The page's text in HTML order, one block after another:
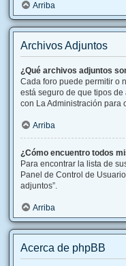
Arriba
Archivos Adjuntos
¿Qué archivos adjuntos
Cada foro puede permitir o
está seguro de que tipos
con La Administración para
Arriba
¿Cómo encuentro todos
Para encontrar la lista de
Panel de Control de
adjuntos”.
Arriba
Acerca de phpBB